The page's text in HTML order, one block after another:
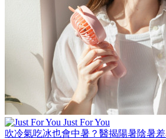
Just For You
吹冷氣吃冰也會中暑？醫揭陽暑陰暑